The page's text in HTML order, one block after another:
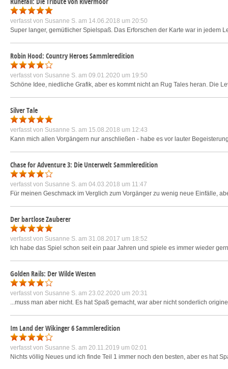
verfasst von Susanne S. am 14.06.2018 um 20:50
Super langer, gemütlicher Spielspaß. Das Erforschen der Karte war in jedem
Robin Hood: Country Heroes Sammleredition
verfasst von Susanne S. am 09.01.2020 um 19:50
Schöne Idee, niedliche Grafik, aber es kommt nicht an Rug Tales heran. Die
Silver Tale
verfasst von Susanne S. am 15.08.2018 um 12:43
Kann mich allen Vorgängern nur anschließen - habe es vor lauter
Chase for Adventure 3: Die Unterwelt Sammleredition
verfasst von Susanne S. am 04.03.2018 um 11:47
Für meinen Geschmack im Verglich zum Vorgänger zu wenig neue Einfälle,
Der bartlose Zauberer
verfasst von Susanne S. am 31.08.2017 um 18:52
Ich habe das Spiel schon seit ein paar Jahren und spiele es immer wieder
Golden Rails: Der Wilde Westen
verfasst von Susanne S. am 23.02.2020 um 20:31
...muss man aber nicht. Es hat Spaß gemacht, war aber nicht sonderlich
Im Land der Wikinger 6 Sammleredition
verfasst von Susanne S. am 20.11.2019 um 02:01
Nichts völlig Neues und ich finde Teil 1 immer noch den besten, aber es hat